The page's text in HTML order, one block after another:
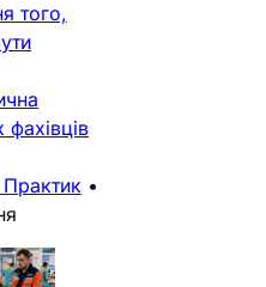
того,
фахівців
•